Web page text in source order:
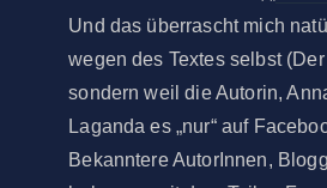
Und das überrascht mich
wegen des Textes selbst
sondern weil die Autorin,
Laganda es „nur“ auf
Bekanntere AutorInnen,